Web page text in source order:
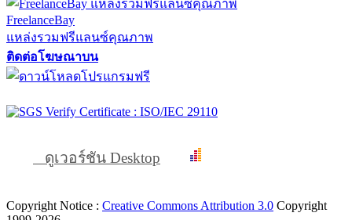
FreelanceBay
แหล่งรวมฟรีแลนซ์คุณภาพ
ติดต่อโฆษณาบน
ดูเวอร์ชัน Desktop
Copyright Notice : Creative Commons Attribution 3.0 Copyright